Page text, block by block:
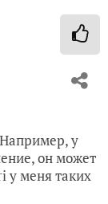
Например, у
он может
у меня таких